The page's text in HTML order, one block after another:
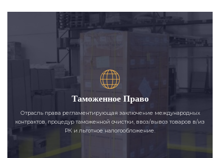
Таможенное Право
Отрасль права регламентирующая заключение международных
контрактов, процедур таможенной очистки, ввоз/вывоз товаров в/из
РК и льготное налогообложение.